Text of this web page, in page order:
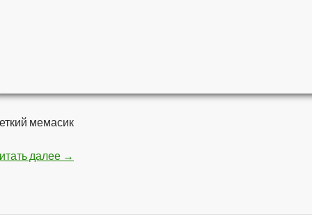
мемасик
далее Мстители — Война бесконечности
→